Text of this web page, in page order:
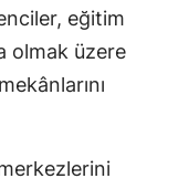
eğitim
olmak üzere